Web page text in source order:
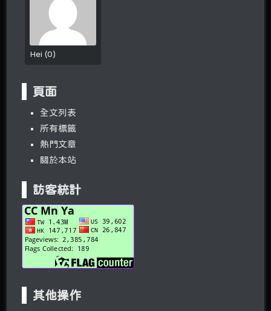
Hei(0)
頁面
全文列表
所有標籤
熱門文章
關於本站
訪客統計
其他操作